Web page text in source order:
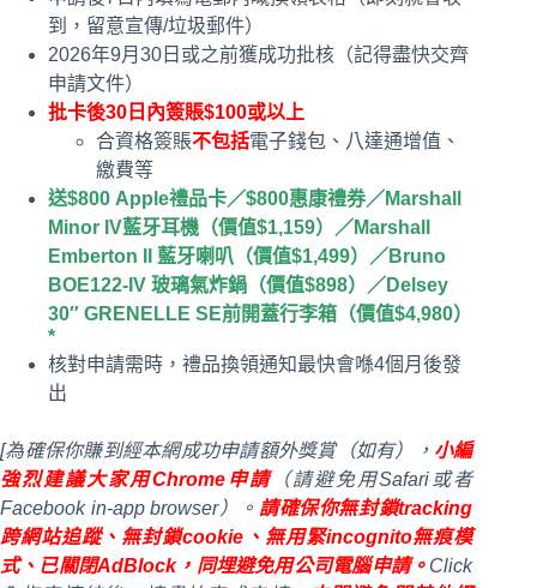
到，留意宣傳/垃圾郵件）
2026年9月30日或之前獲成功批核（記得盡快交齊
申請文件）
批卡後30日內簽賬$100或以上
合資格簽賬不包括電子錢包、八達通增值、
繳費等
送$800 Apple禮品卡／$800惠康禮券／Marshall
Minor IV藍牙耳機（價值$1,159）／Marshall
Emberton II 藍牙喇叭（價值$1,499）／Bruno
BOE122-IV 玻璃氣炸鍋（價值$898）／Delsey
30″ GRENELLE SE前開蓋行李箱（價值$4,980）
*
核對申請需時，禮品換領通知最快會喺4個月後發
出
[為確保你賺到經本網成功申請額外獎賞（如有）， 小編
強烈建議大家用Chrome申請（請避免用Safari或者
Facebook in-app browser）。 請確保你無封鎖tracking
跨網站追蹤、無封鎖cookie、無用緊incognito無痕模
式、已關閉AdBlock，同埋避免用公司電腦申請。 Click